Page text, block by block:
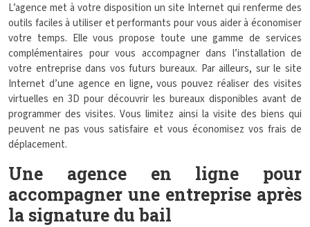
L’agence met à votre disposition un site Internet qui renferme des
outils faciles à utiliser et performants pour vous aider à économiser
votre temps. Elle vous propose toute une gamme de services
complémentaires pour vous accompagner dans l’installation de
votre entreprise dans vos futurs bureaux. Par ailleurs, sur le site
Internet d’une agence en ligne, vous pouvez réaliser des visites
virtuelles en 3D pour découvrir les bureaux disponibles avant de
programmer des visites. Vous limitez ainsi la visite des biens qui
peuvent ne pas vous satisfaire et vous économisez vos frais de
déplacement.
Une agence en ligne pour
accompagner une entreprise après
la signature du bail